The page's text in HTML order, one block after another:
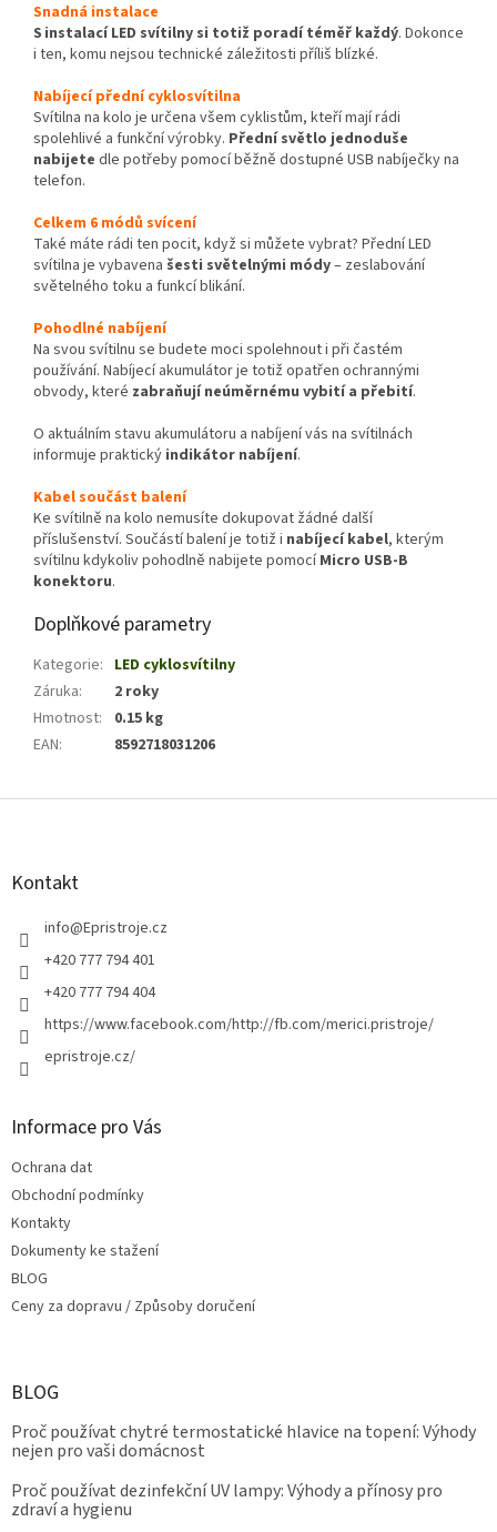
Snadná instalace
S instalací LED svítilny si totiž poradí téměř každý. Dokonce
i ten, komu nejsou technické záležitosti příliš blízké.
Nabíjecí přední cyklosvítilna
Svítilna na kolo je určena všem cyklistům, kteří mají rádi
spolehlivé a funkční výrobky. Přední světlo jednoduše
nabijete dle potřeby pomocí běžně dostupné USB nabíječky na
telefon.
Celkem 6 módů svícení
Také máte rádi ten pocit, když si můžete vybrat? Přední LED
svítilna je vybavena šesti světelnými módy– zeslabování
světelného toku a funkcí blikání.
Pohodlné nabíjení
Na svou svítilnu se budete moci spolehnout i při častém
používání. Nabíjecí akumulátor je totiž opatřen ochrannými
obvody, které zabraňují neúměrnému vybití a přebití.
O aktuálním stavu akumulátoru a nabíjení vás na svítilnách
informuje praktický indikátor nabíjení.
Kabel součást balení
Ke svítilně na kolo nemusíte dokupovat žádné další
příslušenství. Součástí balení je totiž i nabíjecí kabel, kterým
svítilnu kdykoliv pohodlně nabijete pomocíMicro USB-B
konektoru.
Doplňkové parametry
Kategorie: LED cyklosvítilny
Záruka:
2 roky
Hmotnost:
0.15 kg
EAN: 8592718031206
Z
Kontakt
info@Epristroje.cz
+420 777 794 401
+420 777 794 404
https://www.facebook.com/http://fb.com/merici.pristroje/
epristroje.cz/
Informace pro Vás
Ochrana dat
Obchodní podmínky
Kontakty
Dokumenty ke stažení
BLOG
Ceny za dopravu / Způsoby doručení
BLOG
Proč používat chytré termostatické hlavice na topení: Výhody
nejen pro vaši domácnost
Proč používat dezinfekční UV lampy: Výhody a přínosy pro
zdraví a hygienu